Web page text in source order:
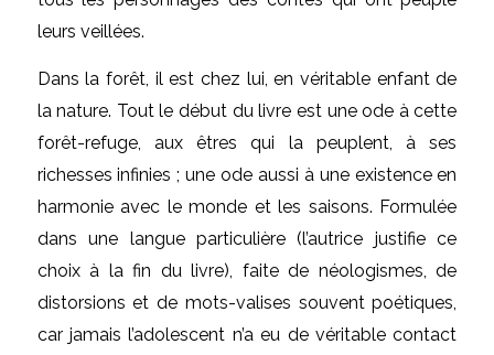
leurs veillées.
Dans la forêt, il est chez lui, en véritable enfant de
la nature. Tout le début du livre est une ode à cette
forêt-refuge, aux êtres qui la peuplent, à ses
richesses infinies ; une ode aussi à une existence en
harmonie avec le monde et les saisons. Formulée
dans une langue particulière (l’autrice justifie ce
choix à la fin du livre), faite de néologismes, de
distorsions et de mots-valises souvent poétiques,
car jamais l’adolescent n’a eu de véritable contact